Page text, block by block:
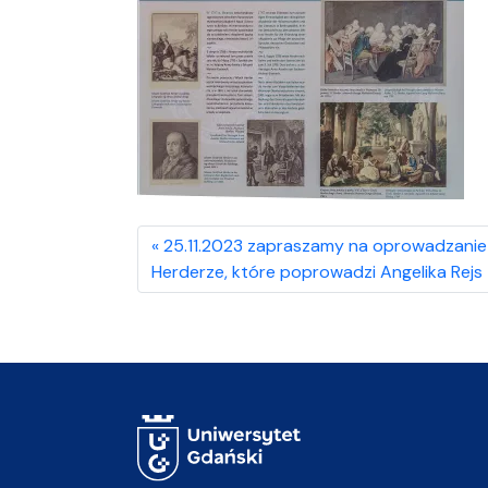
25.11.2023 zapraszamy na
Herderze, które poprowadzi Angelika Rejs